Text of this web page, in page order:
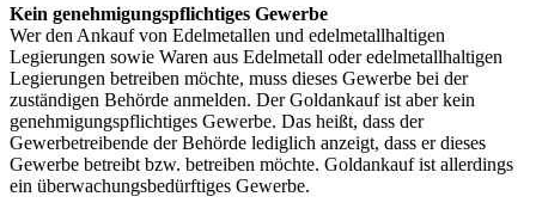
Kein genehmigungspflichtiges Gewerbe
Wer den Ankauf von Edelmetallen und edelmetallhaltigen
Legierungen sowie Waren aus Edelmetall oder edelmetallhaltigen
Legierungen betreiben möchte, muss dieses Gewerbe bei der
zuständigen Behörde anmelden. Der Goldankauf ist aber kein
genehmigungspflichtiges Gewerbe. Das heißt, dass der
Gewerbetreibende der Behörde lediglich anzeigt, dass er dieses
Gewerbe betreibt bzw. betreiben möchte. Goldankauf ist allerdings
ein überwachungsbedürftiges Gewerbe.